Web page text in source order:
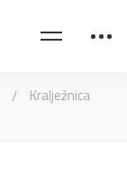
Kralježnica